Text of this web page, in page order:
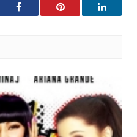
Facebook Pinterest